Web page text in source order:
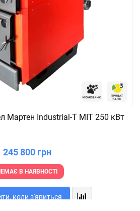
Мартен Industrial-T MIT 250 кВт
245 800 грн
В НАЯВНОСТІ
коли з'явиться